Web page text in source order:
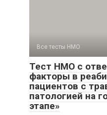
Все тесты НМО
Тест НМО с
факторы в
пациентов с
патологией на
этапе»